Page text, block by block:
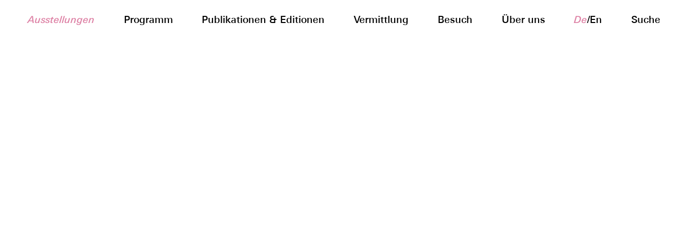
Ausstellungen Programm Publikationen & Editionen Vermittlung Besuch Über uns De/En Suche